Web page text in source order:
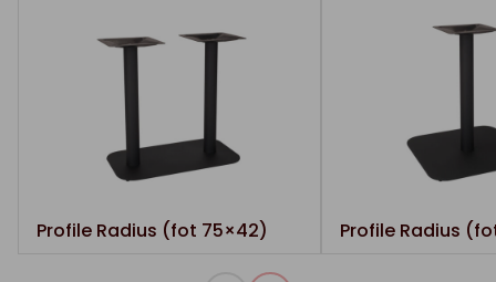
Profile Radius (fot 75×42) Profile Radius